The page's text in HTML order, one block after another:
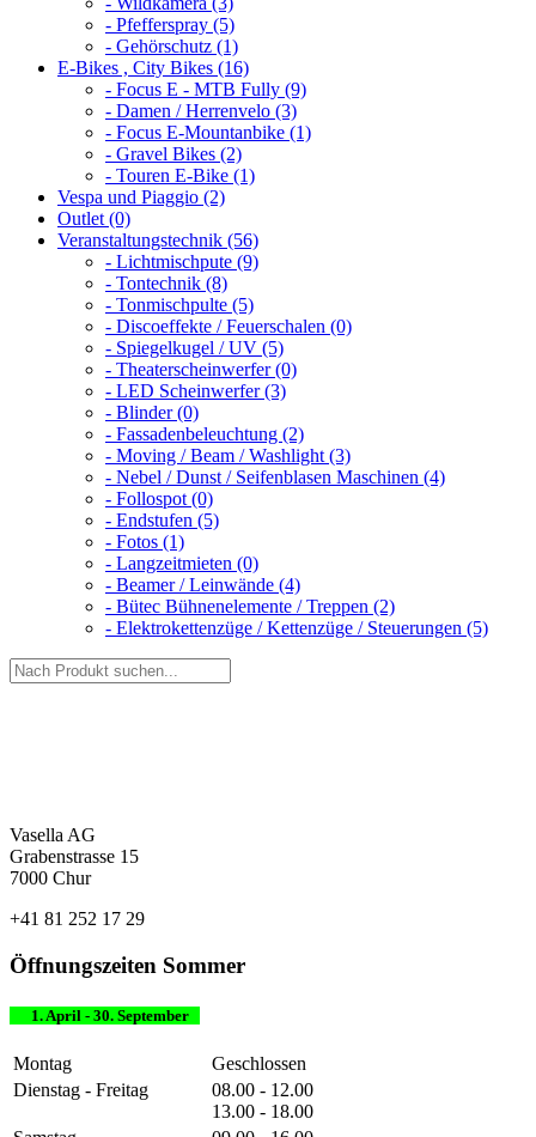
- Pfefferspray (5)
- Gehörschutz (1)
E-Bikes , City Bikes (16)
- Focus E - MTB Fully (9)
- Damen / Herrenvelo (3)
- Focus E-Mountanbike (1)
- Gravel Bikes (2)
- Touren E-Bike (1)
Vespa und Piaggio (2)
Outlet (0)
Veranstaltungstechnik (56)
- Lichtmischpute (9)
- Tontechnik (8)
- Tonmischpulte (5)
- Discoeffekte / Feuerschalen (0)
- Spiegelkugel / UV (5)
- Theaterscheinwerfer (0)
- LED Scheinwerfer (3)
- Blinder (0)
- Fassadenbeleuchtung (2)
- Moving / Beam / Washlight (3)
- Nebel / Dunst / Seifenblasen Maschinen (4)
- Follospot (0)
- Endstufen (5)
- Fotos (1)
- Langzeitmieten (0)
- Beamer / Leinwände (4)
- Bütec Bühnenelemente / Treppen (2)
- Elektrokettenzüge / Kettenzüge / Steuerungen (5)
Vasella AG
Grabenstrasse 15
7000 Chur
+41 81 252 17 29
Öffnungszeiten Sommer
1. April - 30. September
Montag
Geschlossen
Dienstag - Freitag
08.00 - 12.00
13.00 - 18.00